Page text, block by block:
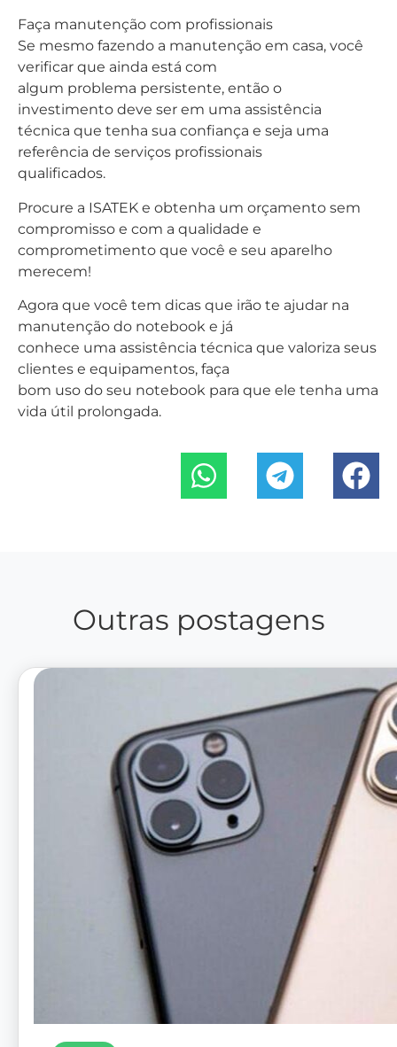
Faça manutenção com profissionais
Se mesmo fazendo a manutenção em casa, você
verificar que ainda está com
algum problema persistente, então o
investimento deve ser em uma assistência
técnica que tenha sua confiança e seja uma
referência de serviços profissionais
qualificados.
Procure a ISATEK e obtenha um orçamento sem
compromisso e com a qualidade e
comprometimento que você e seu aparelho
merecem!
Agora que você tem dicas que irão te ajudar na
manutenção do notebook e já
conhece uma assistência técnica que valoriza seus
clientes e equipamentos, faça
bom uso do seu notebook para que ele tenha uma
vida útil prolongada.
Outras postagens